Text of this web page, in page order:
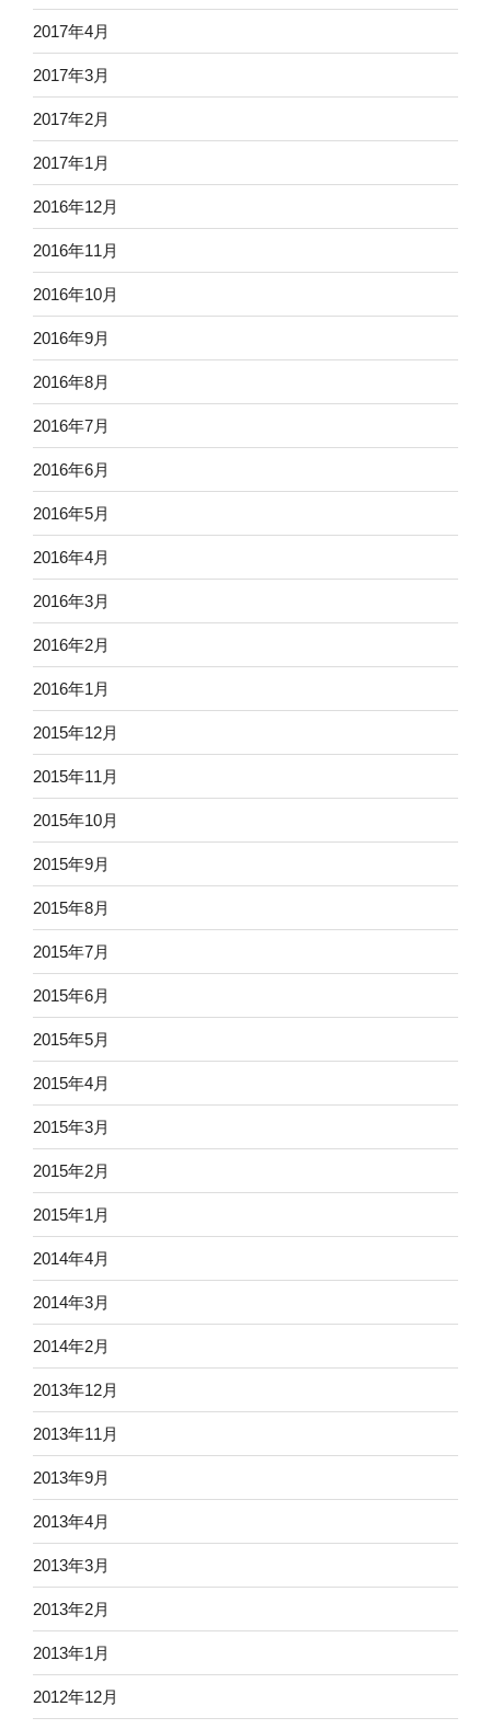
2017年4月
2017年3月
2017年2月
2017年1月
2016年12月
2016年11月
2016年10月
2016年9月
2016年8月
2016年7月
2016年6月
2016年5月
2016年4月
2016年3月
2016年2月
2016年1月
2015年12月
2015年11月
2015年10月
2015年9月
2015年8月
2015年7月
2015年6月
2015年5月
2015年4月
2015年3月
2015年2月
2015年1月
2014年4月
2014年3月
2014年2月
2013年12月
2013年11月
2013年9月
2013年4月
2013年3月
2013年2月
2013年1月
2012年12月